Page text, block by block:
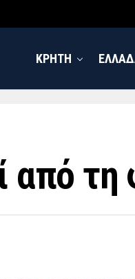
ΚΡΗΤΗ
από